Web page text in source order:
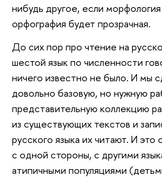
нибудь другое, если
орфография будет прозрачная.
До сих пор про чтение на
шестой язык по численности
ничего известно не было. И мы
довольно базовую, но нужную
представительную коллекцию
из существующих текстов и
русского языка их читают. И это
с одной стороны, с другими
атипичными популяциями